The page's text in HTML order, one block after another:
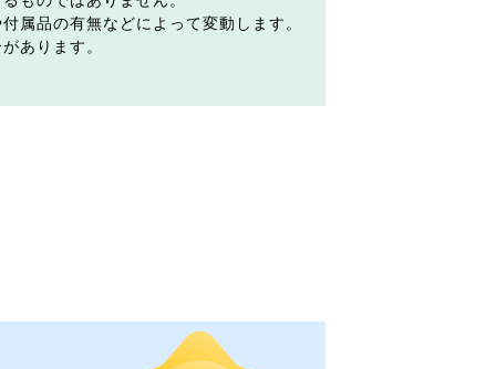
属品の有無などによって変動します。
あります。